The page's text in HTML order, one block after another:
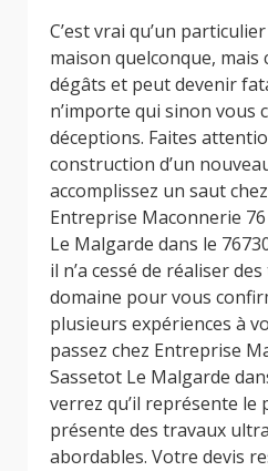
C’est vrai qu’un
maison quelconque, mais
dégâts et peut devenir
n’importe qui sinon vous
déceptions. Faites
construction d’un
accomplissez un saut
Entreprise Maconnerie
Le Malgarde dans le
il n’a cessé de réaliser
domaine pour vous
plusieurs expériences à
passez chez Entreprise
Sassetot Le Malgarde
verrez qu’il représente le
présente des travaux
abordables. Votre devis